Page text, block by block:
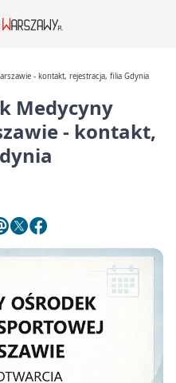
- kontakt, rejestracja, filia Gdynia
Medycyny
- kontakt,